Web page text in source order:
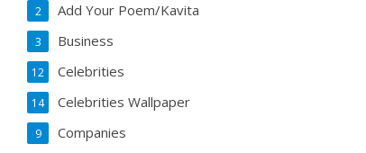
Add Your Poem/Kavita
2
Business
3
Celebrities
12
Celebrities Wallpaper
14
Companies
9